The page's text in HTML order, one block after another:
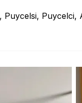
Puycelsi, Puycelci,